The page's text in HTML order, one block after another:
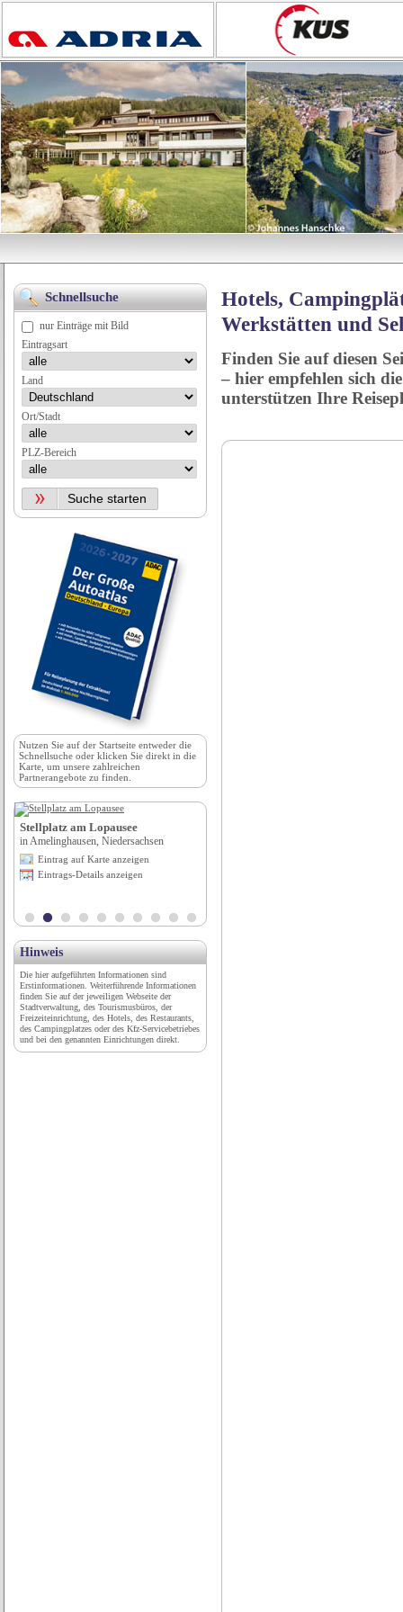
Hotels,
Werkstätten und
Finden Sie auf diesen
– hier empfehlen sich
unterstützen Ihre
Schnellsuche
nur Einträge mit Bild
Eintragsart
Land
Ort/Stadt
PLZ-Bereich
Nutzen Sie auf der Startseite entweder die
Schnellsuche oder klicken Sie direkt in die
Karte, um unsere zahlreichen
Partnerangebote zu finden.
Stellplatz am Lopausee
in Amelinghausen, Niedersachsen
Eintrag auf Karte anzeigen
Eintrags-Details anzeigen
Hinweis
Die hier aufgeführten Informationen sind
Erstinformationen. Weiterführende Informationen
finden Sie auf der jeweiligen Webseite der
Stadtverwaltung, des Tourismusbüros, der
Freizeiteinrichtung, des Hotels, des Restaurants,
des Campingplatzes oder des Kfz-Servicebetriebes
und bei den genannten Einrichtungen direkt.